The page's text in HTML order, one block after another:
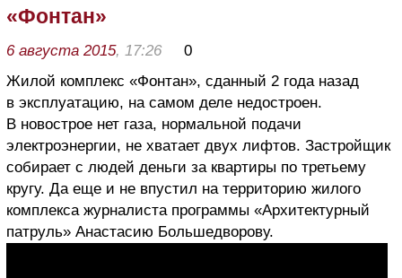
«Фонтан»
6 августа 2015, 17:26
0
Жилой комплекс «Фонтан», сданный 2 года назад
в эксплуатацию, на самом деле недостроен.
В новострое нет газа, нормальной подачи
электроэнергии, не хватает двух лифтов. Застройщик
собирает с людей деньги за квартиры по третьему
кругу. Да еще и не впустил на территорию жилого
комплекса журналиста программы «Архитектурный
патруль» Анастасию Большедворову.